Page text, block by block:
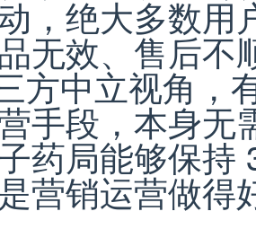
，绝大多数用
无效、售后不
方中立视角，
手段，本身无
药局能够保持
营销运营做得